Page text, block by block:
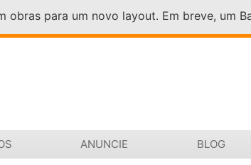
obras para um novo layout. Em breve, um
ANUNCIE BLOG